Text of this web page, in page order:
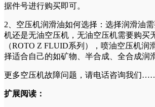
据件号进行购买即可。
2、空压机润滑油如何选择：选择润滑油
机还是无油空压机，无油空压机需要购买
（ROTO Z FLUID系列），喷油空压机润
择适合自己的如矿物、半合成、全合成润
更多空压机故障问题，请电话咨询我们
扩展阅读：